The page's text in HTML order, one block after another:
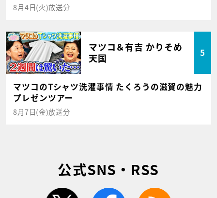
8月4日(火)放送分
マツコ＆有吉 かりそめ
天国
5
マツコのTシャツ洗濯事情 たくろうの滋賀の魅力
プレゼンツアー
8月7日(金)放送分
公式SNS・RSS
twitter facebook